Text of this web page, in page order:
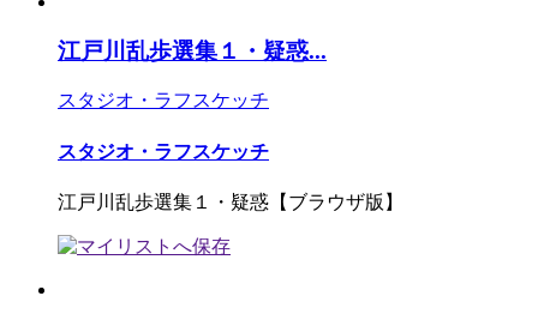
江戸川乱歩選集１・疑惑...
スタジオ・ラフスケッチ
スタジオ・ラフスケッチ
江戸川乱歩選集１・疑惑【ブラウザ版】